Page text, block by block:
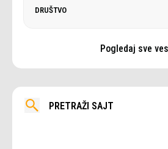
DRUŠTVO
Pogledaj sve
PRETRAŽI SAJT